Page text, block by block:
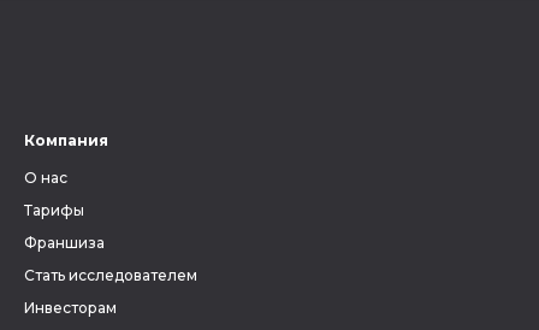
Компания
О нас
Тарифы
Франшиза
Стать исследователем
Инвесторам